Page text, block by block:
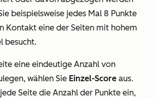
beispielsweise jedes Mal 8 Punkte
Kontakt eine der Seiten mit hohem
besucht.
eine eindeutige Anzahl von
wählen Sie Einzel-Score aus.
Seite die Anzahl der Punkte ein,